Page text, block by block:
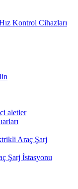
Kontrol Cihazları
aletler
Araç Şarj
Şarj İstasyonu